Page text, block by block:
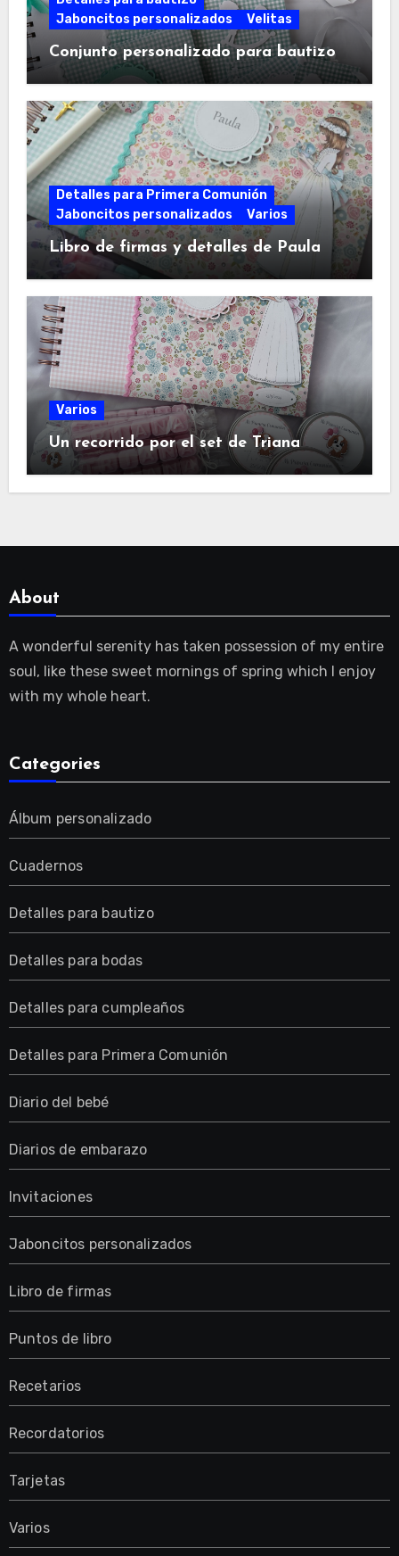
Jaboncitos personalizados
Velitas
Conjunto personalizado para bautizo
Detalles para Primera Comunión
Jaboncitos personalizados
Varios
Libro de firmas y detalles de Paula
Varios
Un recorrido por el set de Triana
About
A wonderful serenity has taken possession of my entire
soul, like these sweet mornings of spring which I enjoy
with my whole heart.
Categories
Álbum personalizado
Cuadernos
Detalles para bautizo
Detalles para bodas
Detalles para cumpleaños
Detalles para Primera Comunión
Diario del bebé
Diarios de embarazo
Invitaciones
Jaboncitos personalizados
Libro de firmas
Puntos de libro
Recetarios
Recordatorios
Tarjetas
Varios